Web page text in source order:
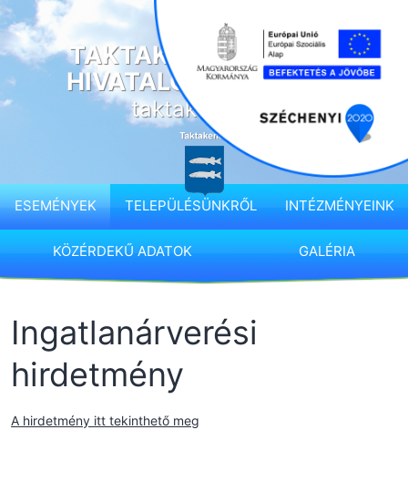
Ugrás
a
tartalomhozTAKTAKENÉZ KÖZSÉG
HIVATALOS HONLAPJA
taktakenez.hu
ESEMÉNYEK TELEPÜLÉSÜNKRŐL INTÉZMÉNYEINK
KÖZÉRDEKŰ ADATOK GALÉRIA
Ingatlanárverési
hirdetmény
A hirdetmény itt tekinthető meg